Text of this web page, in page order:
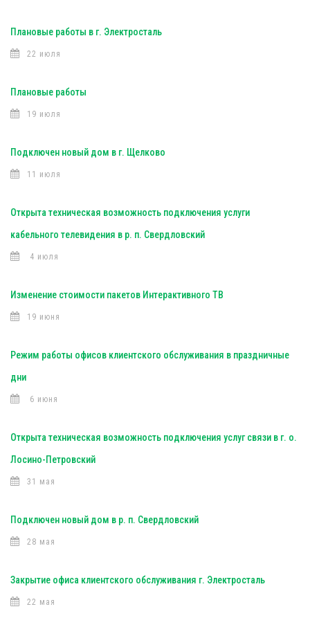
Плановые работы в г. Электросталь
22 июля
Плановые работы
19 июля
Подключен новый дом в г. Щелково
11 июля
Открыта техническая возможность подключения услуги
кабельного телевидения в р. п. Свердловский
4 июля
Изменение стоимости пакетов Интерактивного ТВ
19 июня
Режим работы офисов клиентского обслуживания в праздничные
дни
6 июня
Открыта техническая возможность подключения услуг связи в г. о.
Лосино-Петровский
31 мая
Подключен новый дом в р. п. Свердловский
28 мая
Закрытие офиса клиентского обслуживания г. Электросталь
22 мая